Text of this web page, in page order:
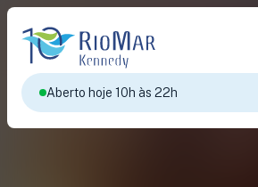
Aberto hoje 10h às 22h